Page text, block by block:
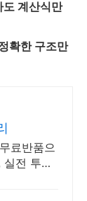
도 계산식만
확한 구조만
료반품으
전 투자